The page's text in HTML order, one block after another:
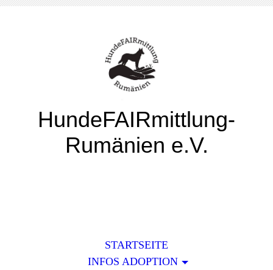
HundeFAIRmittlung-
Rumänien e.V.
STARTSEITE
INFOS ADOPTION